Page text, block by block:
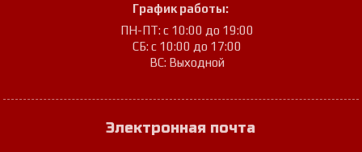
График работы:
ПН-ПТ: с 10:00 до 19:00
СБ: с 10:00 до 17:00
ВС: Выходной
Электронная почта